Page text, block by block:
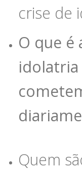
crise de
O que é
idolatria
Quem